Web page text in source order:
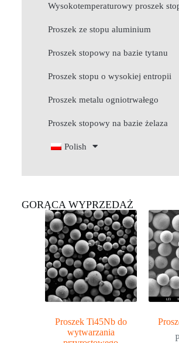
Wysokotemperaturowy proszek
Proszek ze stopu aluminium
Proszek stopowy na bazie tytanu
Proszek stopu o wysokiej entropii
Proszek metalu ogniotrwałego
Proszek stopowy na bazie żelaza
Polish
GORĄCA WYPRZEDAŻ
Proszek Ti45Nb do
wytwarzania